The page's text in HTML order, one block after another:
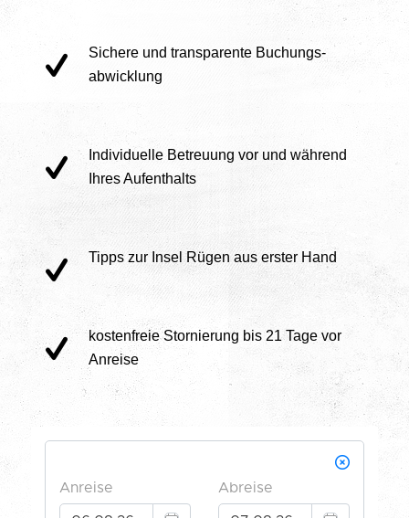
Sichere und transparente Buchungs-
abwicklung
Individuelle Betreuung vor und während
Ihres Aufenthalts
Tipps zur Insel Rügen aus erster Hand
kostenfreie Stornierung bis 21 Tage vor
Anreise